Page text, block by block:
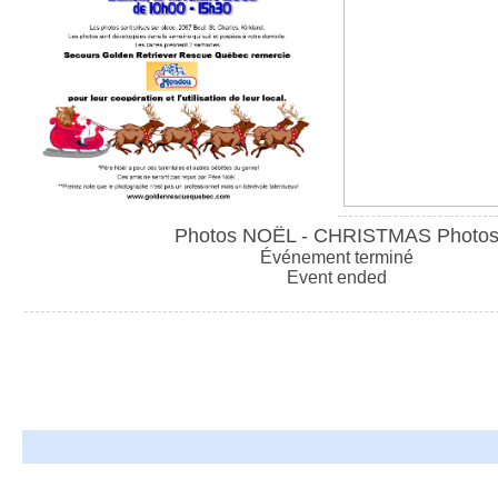
Photos NOËL - CHRISTMAS Photos
Événement terminé
Event ended